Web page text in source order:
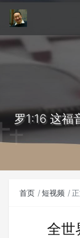
罗1:16 这福
首页 短视频
全世